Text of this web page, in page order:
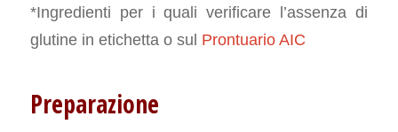
*Ingredienti per i quali verificare l’assenza di
glutine in etichetta o sul Prontuario AIC
Preparazione